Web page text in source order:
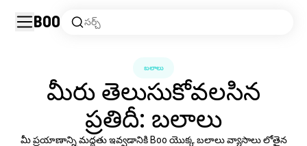
Boo సర్చ్
బలాలు
మీరు తెలుసుకోవలసిన
ప్రతిదీ: బలాలు
మీ ప్రయాణాన్ని మద్దతు ఇవ్వడానికి Boo యొక్క బలాలు వ్యాసాలు లోతైన